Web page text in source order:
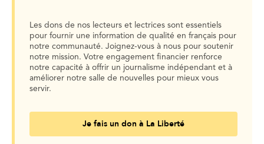
Les dons de nos lecteurs et lectrices sont essentiels
pour fournir une information de qualité en français pour
notre communauté. Joignez-vous à nous pour soutenir
notre mission. Votre engagement financier renforce
notre capacité à offrir un journalisme indépendant et à
améliorer notre salle de nouvelles pour mieux vous
servir.
Je fais un don à La Liberté